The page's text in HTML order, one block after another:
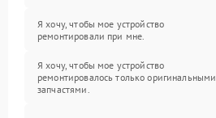
Я хочу, чтобы мое устройство
ремонтировали при мне.
Я хочу, чтобы мое устройство
ремонтировалось только оригинальными
запчастями.